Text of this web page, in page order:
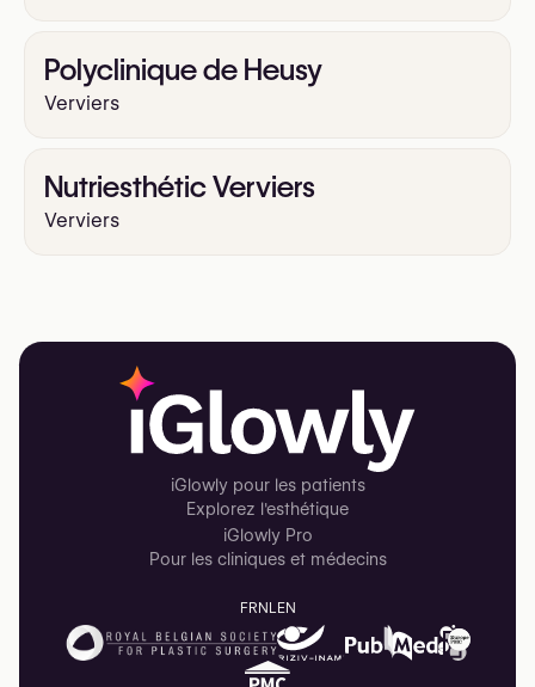
Polyclinique de Heusy
Verviers
Nutriesthétic Verviers
Verviers
iGlowly pour les patients
Explorez l'esthétique
iGlowly Pro
Pour les cliniques et médecins
FRNLEN